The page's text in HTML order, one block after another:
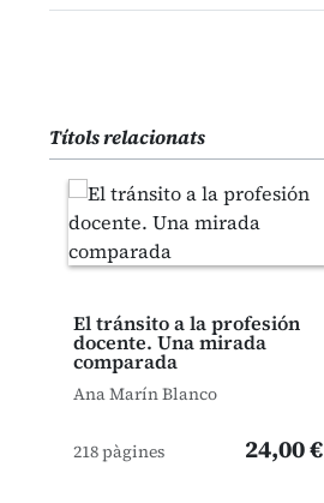
Títols relacionats
El tránsito a la profesión
docente. Una mirada
comparada
Ana Marín Blanco
218 pàgines 24,00 €